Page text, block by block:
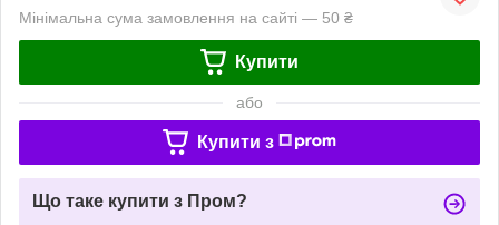
Мінімальна сума замовлення на сайті — 50 ₴
Купити
або
Купити з
Що таке купити з Пром?